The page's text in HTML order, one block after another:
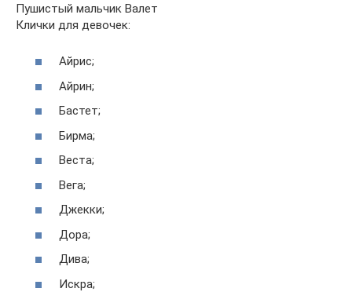
Пушистый мальчик Валет
Клички для девочек:
Айрис;
Айрин;
Бастет;
Бирма;
Веста;
Вега;
Джекки;
Дора;
Дива;
Искра;